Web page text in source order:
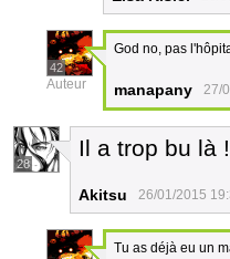
42
Auteur
God no, pas
manapany 27/
28
Il a trop bu là
Akitsu 26/01/2015
Tu as déjà eu un